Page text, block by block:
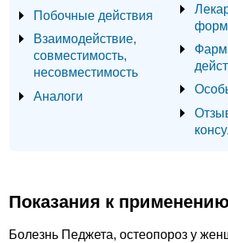
Побочные действия
Взаимодействие,
совместимость,
несовместимость
Аналоги
Показания к применению
Болезнь Педжета, остеопороз у